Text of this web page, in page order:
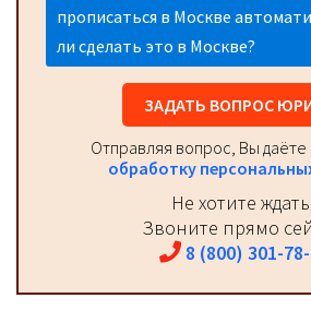
прописаться в Москве
ли сделать это в Москве?
ЗАДАТЬ ВОПРОС
Отправляя вопрос, Вы даёте
обработку
Не хотите
Звоните прямо
8 (800) 301-